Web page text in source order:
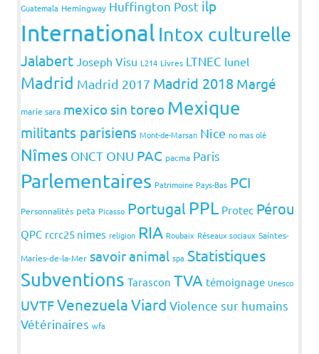
Guatemala Hemingway Huffington Post ilp
International Intox culturelle
Jalabert Joseph Visu L214 Livres LTNEC lunel
Madrid Madrid 2017 Madrid 2018 Margé
marie sara mexico sin toreo Mexique
militants parisiens Mont-de-Marsan Nice no mas olé
Nîmes ONCT ONU PAC pacma Paris
Parlementaires Patrimoine Pays-Bas PCI
Personnalités peta Picasso Portugal PPL Protec Pérou
QPC rcrc25 nimes religion RIA Roubaix Réseaux sociaux Saintes-
Maries-de-la-Mer savoir animal spa Statistiques
Subventions Tarascon TVA témoignage Unesco
UVTFVenezuelaViard Violence sur humains
Vétérinaires wfa